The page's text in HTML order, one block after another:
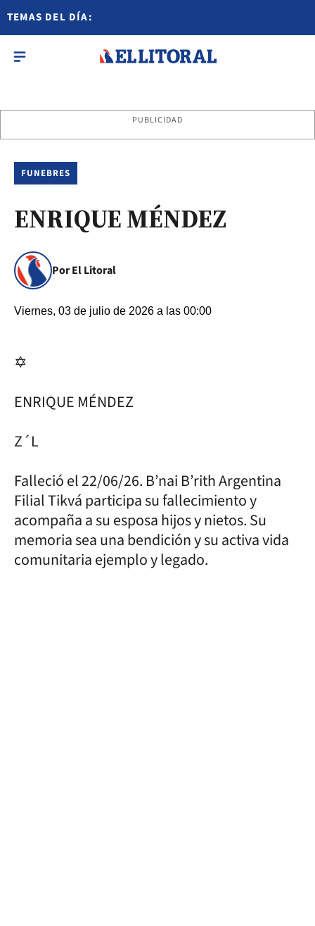
TEMAS DEL DÍA:
PUBLICIDAD
FUNEBRES
ENRIQUE MÉNDEZ
Por El Litoral
Viernes, 03 de julio de 2026 a las 00:00
✡
ENRIQUE MÉNDEZ
Z´L
Falleció el 22/06/26. B’nai B’rith Argentina
Filial Tikvá participa su fallecimiento y
acompaña a su esposa hijos y nietos. Su
memoria sea una bendición y su activa vida
comunitaria ejemplo y legado.